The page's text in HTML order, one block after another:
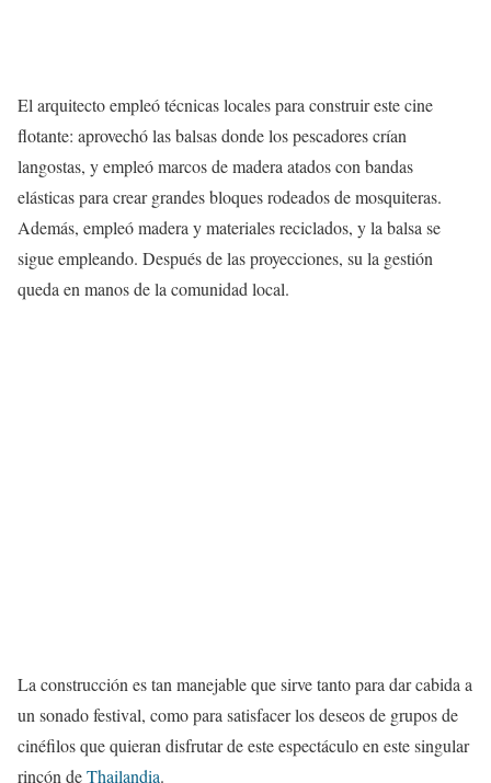
El arquitecto empleó técnicas locales para construir este cine
flotante: aprovechó las balsas donde los pescadores crían
langostas, y empleó marcos de madera atados con bandas
elásticas para crear grandes bloques rodeados de mosquiteras.
Además, empleó madera y materiales reciclados, y la balsa se
sigue empleando. Después de las proyecciones, su la gestión
queda en manos de la comunidad local.
La construcción es tan manejable que sirve tanto para dar cabida a
un sonado festival, como para satisfacer los deseos de grupos de
cinéfilos que quieran disfrutar de este espectáculo en este singular
rincón deThailandia.